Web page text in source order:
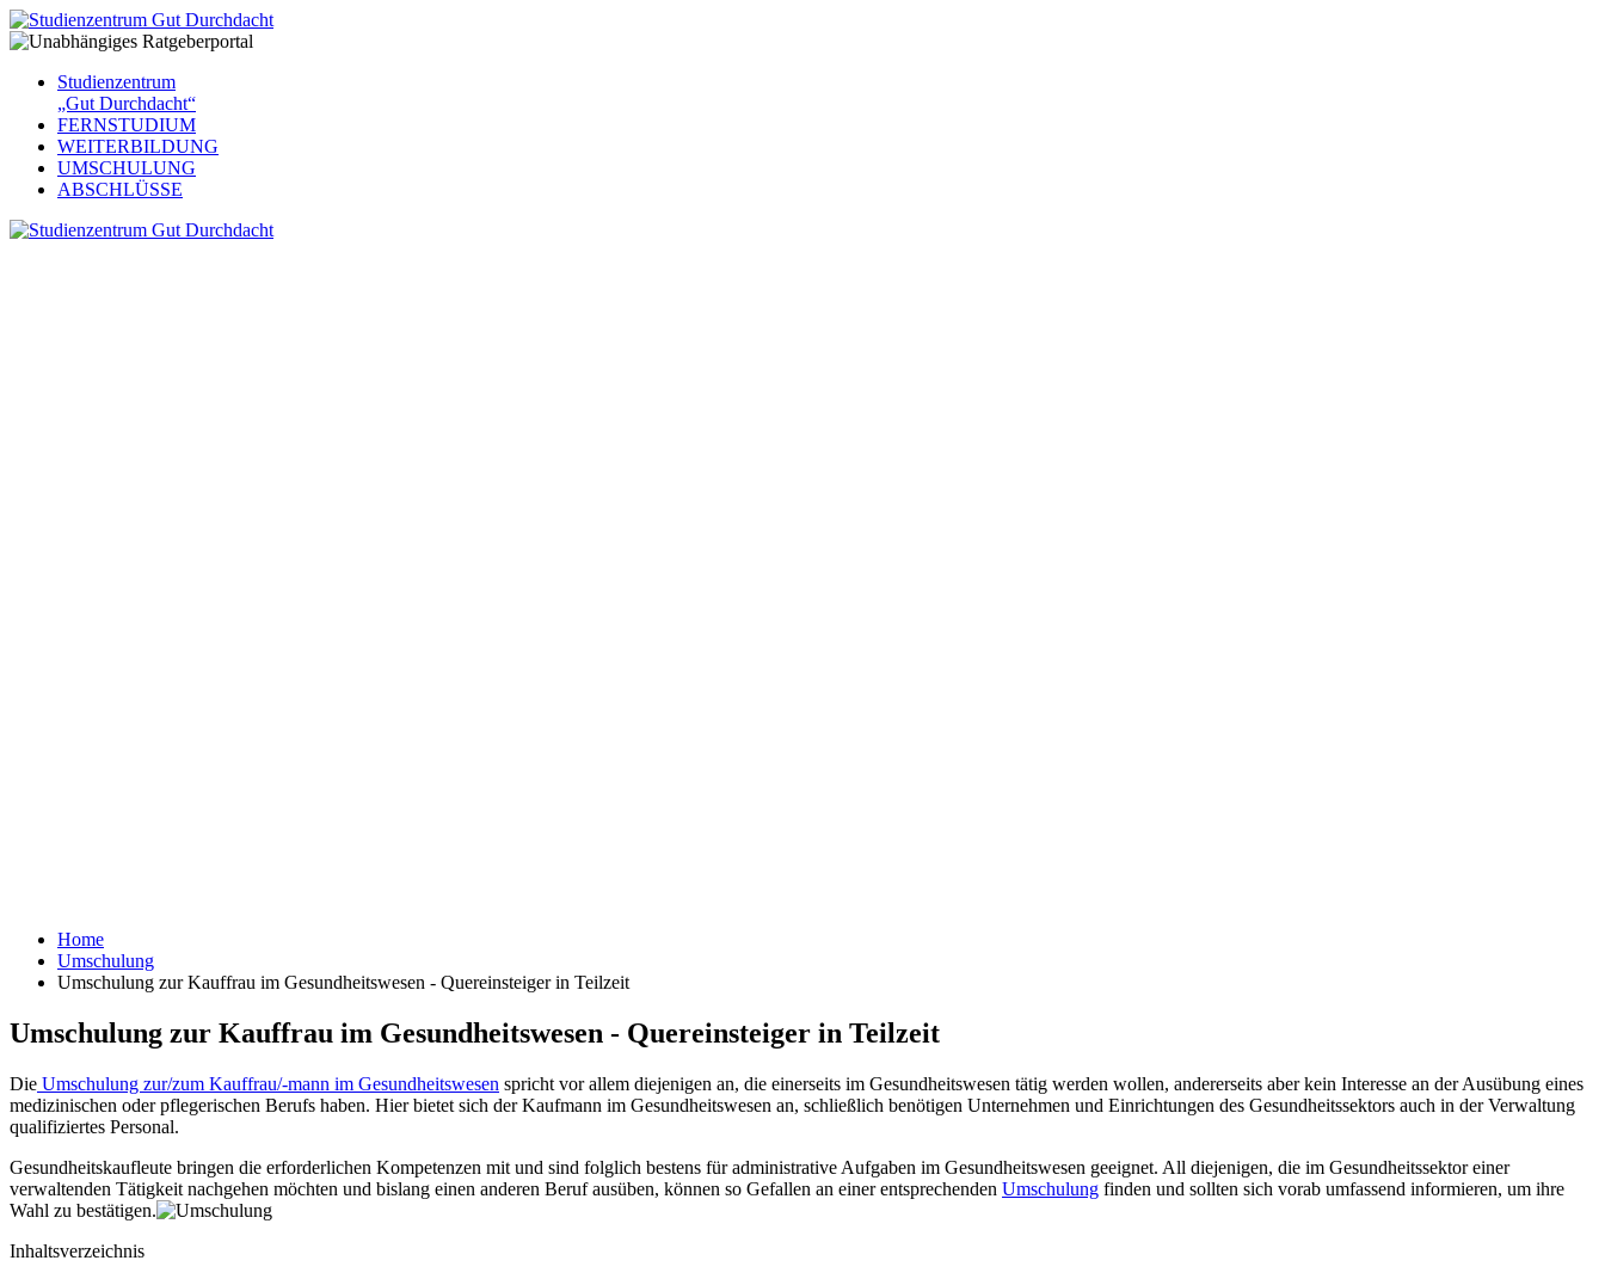
Studienzentrum
„Gut Durchdacht“
FERNSTUDIUM
WEITERBILDUNG
UMSCHULUNG
ABSCHLÜSSE
Home
Umschulung
Umschulung zur Kauffrau im Gesundheitswesen - Quereinsteiger in Teilzeit
Umschulung zur Kauffrau im Gesundheitswesen - Quereinsteiger in Teilzeit
Die Umschulung zur/zum Kauffrau/-mann im Gesundheitswesen spricht vor allem diejenigen an, die einerseits im Gesundheitswesen tätig werden wollen, andererseits aber kein Interesse an der Ausübung eines
medizinischen oder pflegerischen Berufs haben. Hier bietet sich der Kaufmann im Gesundheitswesen an, schließlich benötigen Unternehmen und Einrichtungen des Gesundheitssektors auch in der Verwaltung
qualifiziertes Personal.
Gesundheitskaufleute bringen die erforderlichen Kompetenzen mit und sind folglich bestens für administrative Aufgaben im Gesundheitswesen geeignet. All diejenigen, die im Gesundheitssektor einer
verwaltenden Tätigkeit nachgehen möchten und bislang einen anderen Beruf ausüben, können so Gefallen an einer entsprechenden Umschulung finden und sollten sich vorab umfassend informieren, um ihre
Wahl zu bestätigen.
Inhaltsverzeichnis